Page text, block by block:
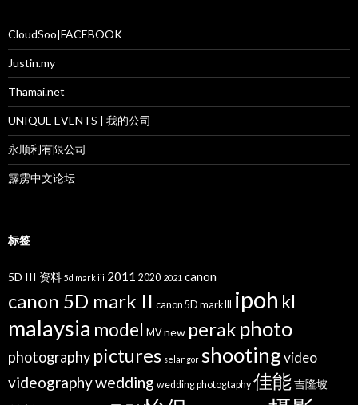
CloudSoo|FACEBOOK
Justin.my
Thamai.net
UNIQUE EVENTS | 我的公司
永顺利有限公司
霹雳中文论坛
标签
5D III 资料 5d mark iii 2011 2020 2021 canon
canon 5D mark II canon 5D mark III ipoh kl
malaysia model MV new perak photo
photography pictures selangor shootingvideo
videographywedding wedding photogtaphy 佳能吉隆坡